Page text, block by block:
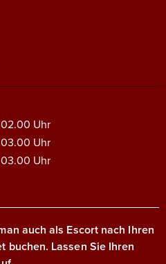
Uhr
Uhr
Uhr
auch als Escort nach Ihren
buchen. Lassen Sie Ihren